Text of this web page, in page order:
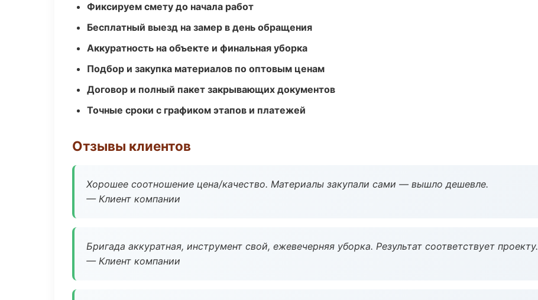
Фиксируем смету до начала работ
Бесплатный выезд на замер в день обращения
Аккуратность на объекте и финальная уборка
Подбор и закупка материалов по оптовым ценам
Договор и полный пакет закрывающих документов
Точные сроки с графиком этапов и платежей
Отзывы клиентов
Хорошее соотношение цена/качество. Материалы закупали сами — вышло дешевле.
— Клиент компании
Бригада аккуратная, инструмент свой, ежевечерняя уборка. Результат соответствует проекту.
— Клиент компании